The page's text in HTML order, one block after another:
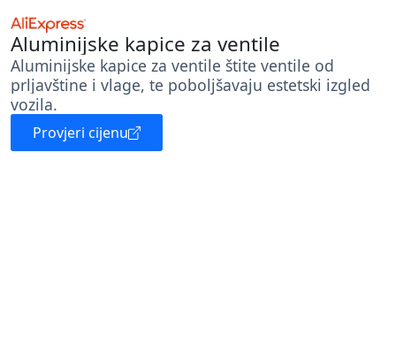
Aluminijske kapice za ventile
Aluminijske kapice za ventile štite ventile od
prljavštine i vlage, te poboljšavaju estetski izgled
vozila.
Provjeri cijenu